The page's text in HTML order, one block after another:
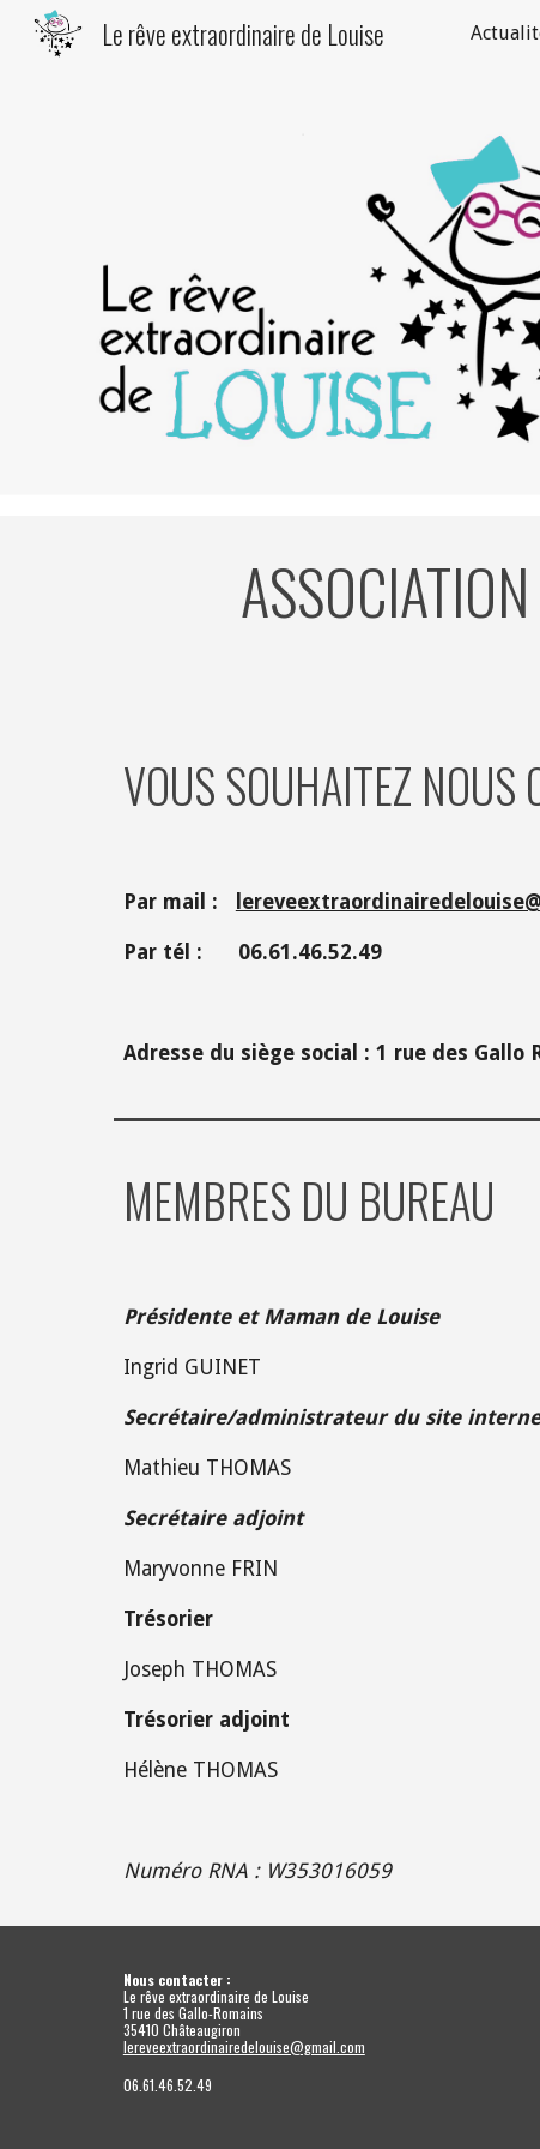
Le rêve extraordinaire de Louise
VOUS SOUHAITEZ NOUS
Par mail :
Par tél :      06.61.46.52.49
Adresse du siège social : 1 rue des Gallo
MEMBRES DU BUREAU
Présidente et Maman de Louise
Ingrid GUINET
Secrétaire/administrateur du site
Mathieu THOMAS
Secrétaire adjoint
Maryvonne FRIN
Trésorier
Joseph THOMAS
Trésorier adjoint
Hélène THOMAS
Numéro RNA : W353016059
Nous contacter :
Le rêve extraordinaire de Louise
1 rue des Gallo-Romains
35410 Châteaugiron
lereveextraordinairedelouise@gmail.com
06.61.46.52.49